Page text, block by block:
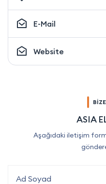
E-Mail
Website
ASIA
Aşağıdaki iletişim